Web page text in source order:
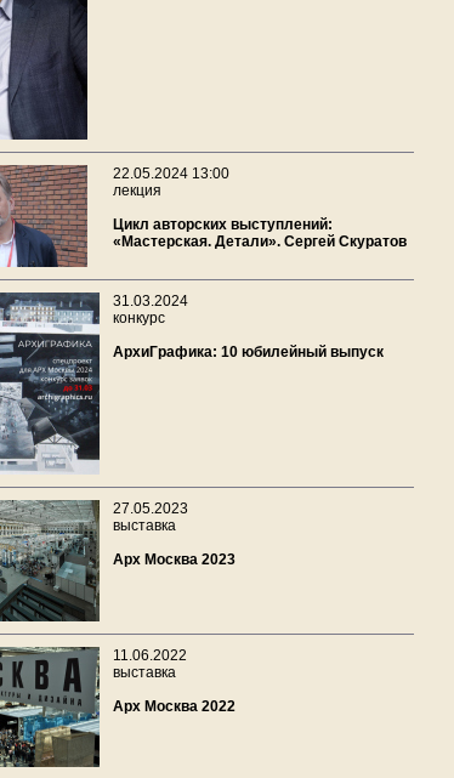
22.05.2024 13:00
лекция
Цикл авторских выступлений:
«Мастерская. Детали». Сергей Скуратов
31.03.2024
конкурс
АрхиГрафика: 10 юбилейный выпуск
27.05.2023
выставка
Арх Москва 2023
11.06.2022
выставка
Арх Москва 2022